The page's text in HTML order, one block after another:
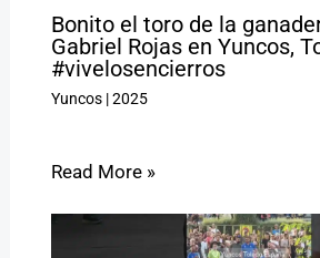
Bonito el toro de la
Gabriel Rojas en Yuncos,
#vivelosencierros
Yuncos|2025
Read More »